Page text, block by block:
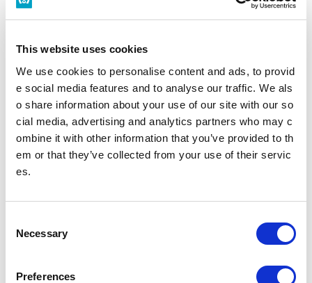
This website uses cookies
We use cookies to personalise content and ads, to provid
e social media features and to analyse our traffic. We als
o share information about your use of our site with our so
cial media, advertising and analytics partners who may c
ombine it with other information that you’ve provided to th
em or that they’ve collected from your use of their servic
es.
Necessary
Preferences
PDFファイルをご覧いただく
にはAdobe® Reader®が必要
です。
Adobe® Reader®のダウン
ロード